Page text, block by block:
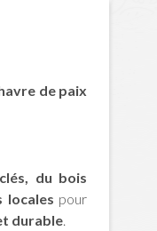
de paix
du bois
locales pour
durable.